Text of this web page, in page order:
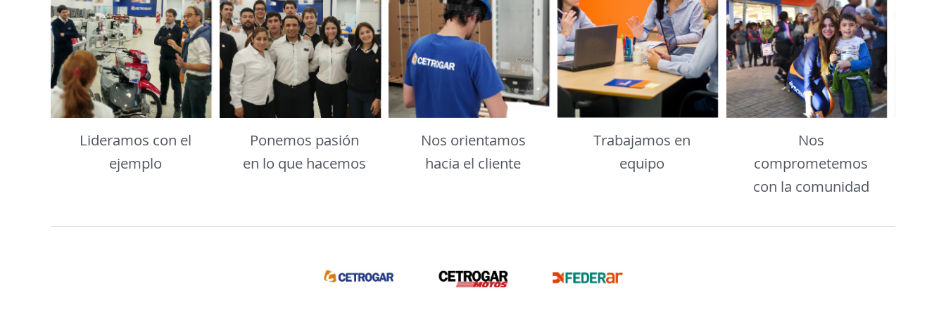
Lideramos con el
ejemplo
Ponemos pasión
en lo que hacemos
Nos orientamos
hacia el cliente
Trabajamos en
equipo
Nos
comprometemos
con la comunidad